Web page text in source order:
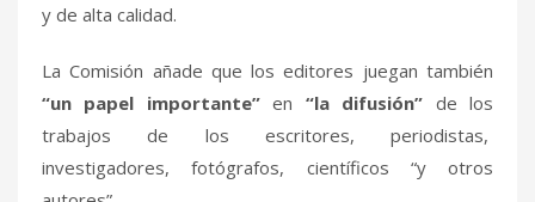
y de alta calidad.
La Comisión añade que los editores juegan también
“un papel importante”en “la difusión” de los
trabajos de los escritores, periodistas,
investigadores, fotógrafos, científicos “y otros